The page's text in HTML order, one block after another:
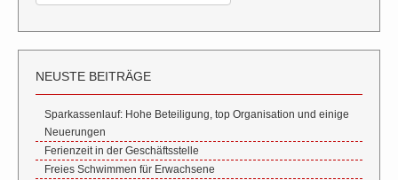
NEUSTE BEITRÄGE
Sparkassenlauf: Hohe Beteiligung, top Organisation und einige
Neuerungen
Ferienzeit in der Geschäftsstelle
Freies Schwimmen für Erwachsene